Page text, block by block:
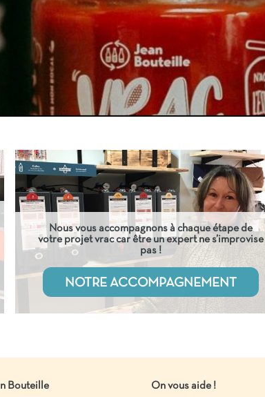
NOTRE ACCOMPAGNEMENT
Nous vous accompagnons à chaque étape de
votre projet vrac car être un expert ne s’improvise
pas !
Bouteille On vous aide !